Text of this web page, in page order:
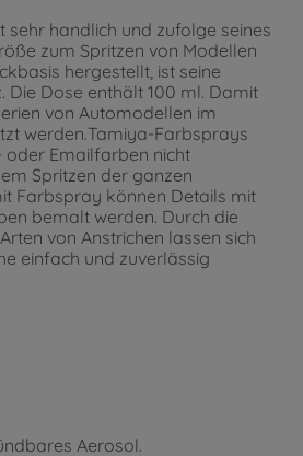
sehr handlich und zufolge seines
zum Spritzen von Modellen
hergestellt, ist seine
Die Dose enthält 100 ml. Damit
von Automodellen im
werden.Tamiya-Farbsprays
oder Emailfarben nicht
Spritzen der ganzen
Farbspray können Details mit
bemalt werden. Durch die
von Anstrichen lassen sich
einfach und zuverlässig
Aerosol.